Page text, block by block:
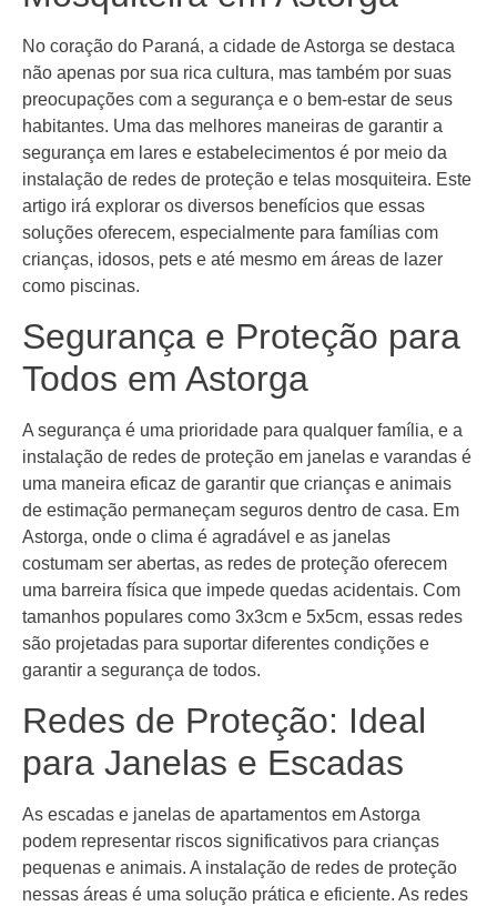
No coração do Paraná, a cidade de Astorga se destaca
não apenas por sua rica cultura, mas também por suas
preocupações com a segurança e o bem-estar de seus
habitantes. Uma das melhores maneiras de garantir a
segurança em lares e estabelecimentos é por meio da
instalação de redes de proteção e telas mosquiteira. Este
artigo irá explorar os diversos benefícios que essas
soluções oferecem, especialmente para famílias com
crianças, idosos, pets e até mesmo em áreas de lazer
como piscinas.
Segurança e Proteção para
Todos em Astorga
A segurança é uma prioridade para qualquer família, e a
instalação de redes de proteção em janelas e varandas é
uma maneira eficaz de garantir que crianças e animais
de estimação permaneçam seguros dentro de casa. Em
Astorga, onde o clima é agradável e as janelas
costumam ser abertas, as redes de proteção oferecem
uma barreira física que impede quedas acidentais. Com
tamanhos populares como 3x3cm e 5x5cm, essas redes
são projetadas para suportar diferentes condições e
garantir a segurança de todos.
Redes de Proteção: Ideal
para Janelas e Escadas
As escadas e janelas de apartamentos em Astorga
podem representar riscos significativos para crianças
pequenas e animais. A instalação de redes de proteção
nessas áreas é uma solução prática e eficiente. As redes